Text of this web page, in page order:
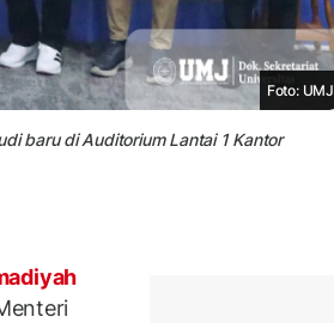
Foto: UMJ
baru di Auditorium Lantai 1 Kantor